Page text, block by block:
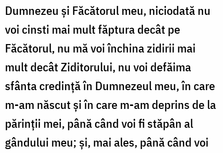
Dumnezeu și Făcătorul meu, niciodată nu
voi cinsti mai mult făptura decât pe
Făcătorul, nu mă voi închina zidirii mai
mult decât Ziditorului, nu voi defăima
sfânta credință în Dumnezeul meu, în care
m-am născut și în care m-am deprins de la
părinții mei, până când voi fi stăpân al
gândului meu; și, mai ales, până când voi